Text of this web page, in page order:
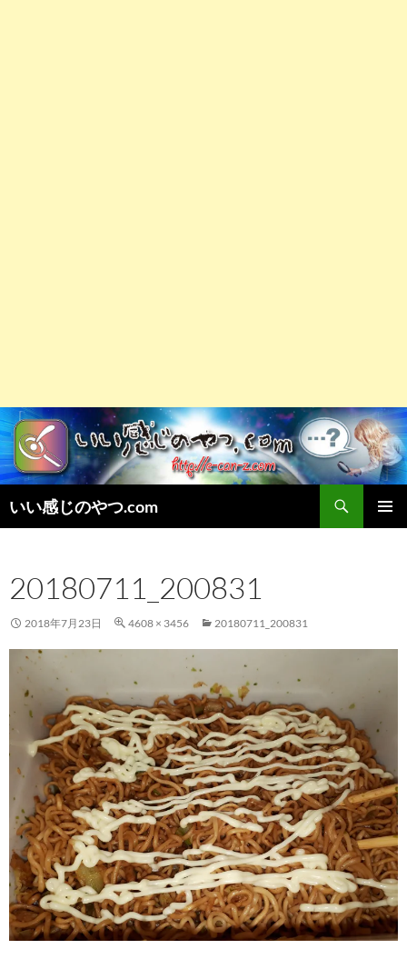
いい感じのやつ.com
索
ン
ツ
へ
20180711_200831
2018年7月23日 4608 × 3456 20180711_200831